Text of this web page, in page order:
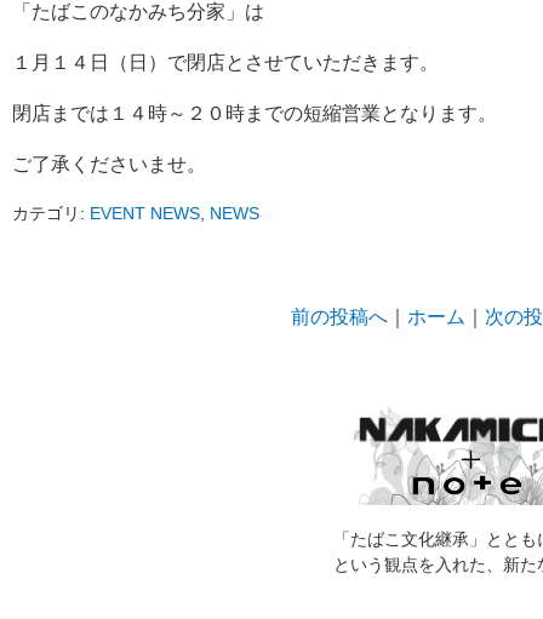
「たばこのなかみち分家」は
１月１４日（日）で閉店とさせていただきます。
閉店までは１４時～２０時までの短縮営業となります。
ご了承くださいませ。
カテゴリ: EVENT NEWS NEWS
前の投稿へ ホーム 次の
「たばこ文化継承」とと
という観点を入れた、新